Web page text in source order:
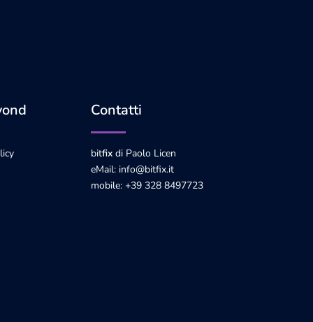
Contatti
bitfix di Paolo Licen
eMail: info@bitfix.it
mobile: +39 328 8497723